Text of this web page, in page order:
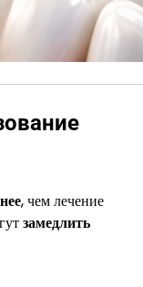
, чем лечение
замедлить